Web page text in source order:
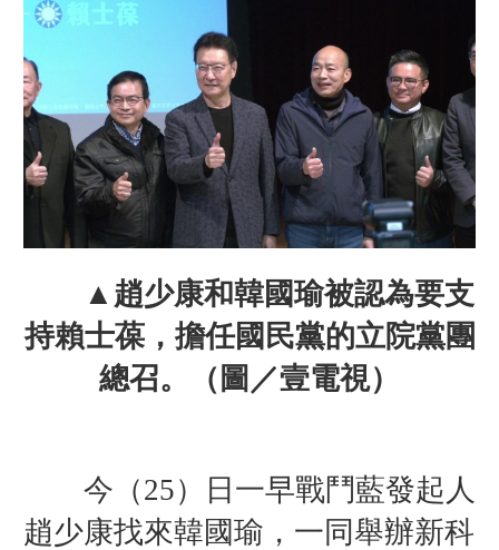
▲ 趙少康和韓國瑜被認為要支
持賴士葆，擔任國民黨的立院黨團
總召。
（圖／壹電視）
今（25）日 一早戰鬥藍發起人
趙少康找來韓國瑜，一同舉辦新科